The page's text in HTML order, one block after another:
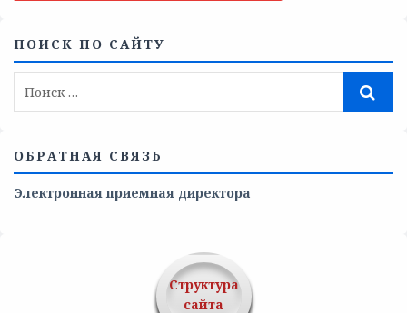
ПОИСК ПО САЙТУ
ОБРАТНАЯ СВЯЗЬ
Электронная приемная директора
Структура
сайта